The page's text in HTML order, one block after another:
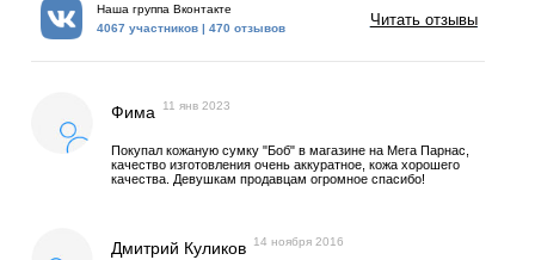
Наша группа Вконтакте
4067 участников | 470 отзывов
Читать отзывы
Фима 11 янв 2023
Покупал кожаную сумку "Боб" в магазине на Мега Парнас,
качество изготовления очень аккуратное, кожа хорошего
качества. Девушкам продавцам огромное спасибо!
Дмитрий Куликов 14 ноября 2016